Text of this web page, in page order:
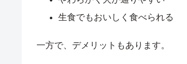
生食でもおいしく食べられる
一方で、デメリットもあります。